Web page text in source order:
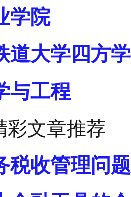
学院
道大学四方
与工程
彩文章推荐
税收管理问